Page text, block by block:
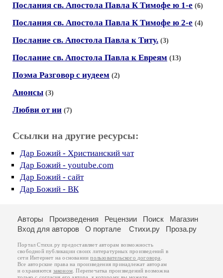
Послания св. Апостола Павла К Тимофе ю 1-е (6)
Послания св. Апостола Павла К Тимофе ю 2-е (4)
Послание св. Апостола Павла к Титу. (3)
Послание св. Апостола Павла к Eвреям (13)
Поэма Разговор с иудеем (2)
Анонсы (3)
Любви от ии (7)
Ссылки на другие ресурсы:
Дар Божий - Христианский чат
Дар Божий - youtube.com
Дар Божий - сайт
Дар Божий - ВК
Авторы Произведения Рецензии Поиск
Магазин
Вход для авторов
О портале Стихи.ру Проза.ру
Портал Стихи.ру предоставляет авторам возможность
свободной публикации своих литературных произведений в
сети Интернет на основаниипользовательского договора
Все авторские права на произведения принадлежат авторам
и охраняются законом . Перепечатка произведений возможна